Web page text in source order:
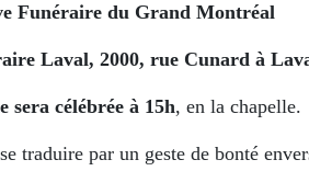
Funéraire du Grand Montréal
Laval, 2000, rue Cunard à
sera célébrée à 15h, en la chapelle.
traduire par un geste de bonté